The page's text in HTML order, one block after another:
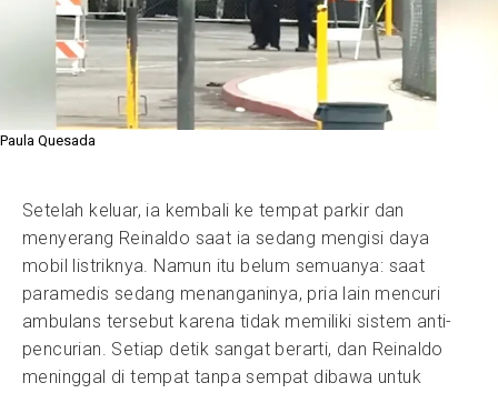
Paula Quesada
Setelah keluar, ia kembali ke tempat parkir dan
menyerang Reinaldo saat ia sedang mengisi daya
mobil listriknya. Namun itu belum semuanya: saat
paramedis sedang menanganinya, pria lain mencuri
ambulans tersebut karena tidak memiliki sistem anti-
pencurian. Setiap detik sangat berarti, dan Reinaldo
meninggal di tempat tanpa sempat dibawa untuk